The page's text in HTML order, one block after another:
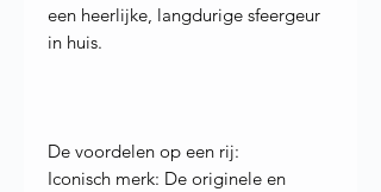
een heerlijke, langdurige sfeergeur
in huis.
De voordelen op een rij:
Iconisch merk: De originele en